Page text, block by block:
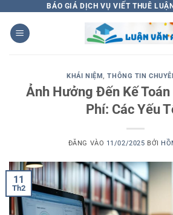
qua
nội
BÁO GIÁ DỊCH VỤ VIẾT THUÊ
KHÁI NIỆM,THÔNG TIN
Ảnh Hưởng Đến Kế Toán
Phí: Các Yếu
ĐĂNG VÀO 11/02/2025 BỞI
11
Th2